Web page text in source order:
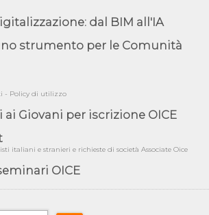
OICE per il bando della Città metropolitana
OICE per il bando della Giunta Regionale della
previste cancellazioni da elenchi professionisti
Sustainable Buildings Competition -
financing: progetto di fattibilità da
Anac corruzione 2020-2026: procedimenti
alla gara non equivale ad
dal BIM all'IA
strumento per le Comunità
- Policy di utilizzo
Giovani per iscrizione OICE
italiani e stranieri e richieste di società Associate Oice
OICE